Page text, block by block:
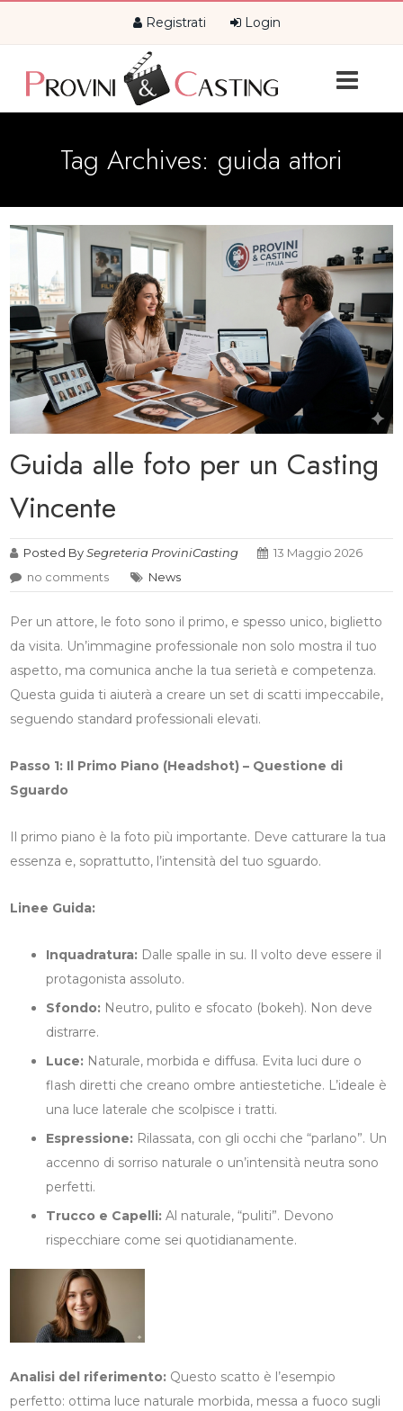
Registrati Login
Tag Archives: guida attori
Guida alle foto per un Casting
Vincente
Posted BySegreteria ProviniCasting
13 Maggio 2026
no comments
News
Per un attore, le foto sono il primo, e spesso unico, biglietto
da visita. Un’immagine professionale non solo mostra il tuo
aspetto, ma comunica anche la tua serietà e competenza.
Questa guida ti aiuterà a creare un set di scatti impeccabile,
seguendo standard professionali elevati.
Passo 1: Il Primo Piano (Headshot) – Questione di
Sguardo
Il primo piano è la foto più importante. Deve catturare la tua
essenza e, soprattutto, l’intensità del tuo sguardo.
Linee Guida:
Inquadratura: Dalle spalle in su. Il volto deve essere il
protagonista assoluto.
Sfondo: Neutro, pulito e sfocato (bokeh). Non deve
distrarre.
Luce: Naturale, morbida e diffusa. Evita luci dure o
flash diretti che creano ombre antiestetiche. L’ideale è
una luce laterale che scolpisce i tratti.
Espressione: Rilassata, con gli occhi che “parlano”. Un
accenno di sorriso naturale o un’intensità neutra sono
perfetti.
Trucco e Capelli: Al naturale, “puliti”. Devono
rispecchiare come sei quotidianamente.
Analisi del riferimento: Questo scatto è l’esempio
perfetto: ottima luce naturale morbida, messa a fuoco sugli